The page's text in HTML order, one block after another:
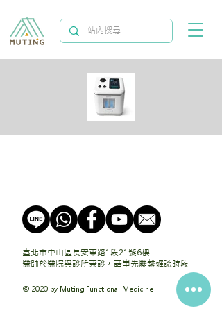
臺北市中山區長安東路1段21號6樓
醫師於醫院與診所兼診，請事先聯繫確認時段
© 2020 by Muting Functional Medicine